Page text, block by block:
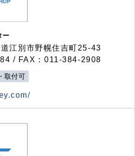
ー
江別市野幌住吉町25-43
/ FAX：011-384-2908
取付可